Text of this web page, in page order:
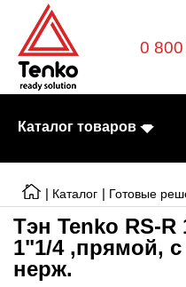
0
Каталог товаров
| Каталог | Готовые
Тэн Tenko RS-R
1"1/4 ,прямой,
нерж.